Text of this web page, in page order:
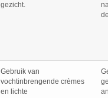
gezicht.
Gebruik van
vochtinbrengende crèmes
en lichte